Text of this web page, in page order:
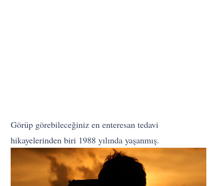
Görüp görebileceğiniz en enteresan tedavi
hikayelerinden biri 1988 yılında yaşanmış.